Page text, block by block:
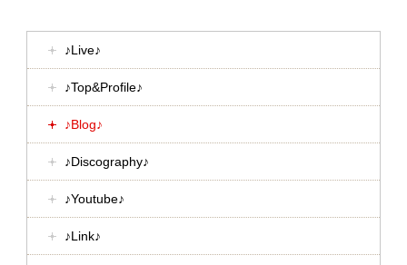
♪Live♪
♪Top&Profile♪
♪Blog♪
♪Discography♪
♪Youtube♪
♪Link♪